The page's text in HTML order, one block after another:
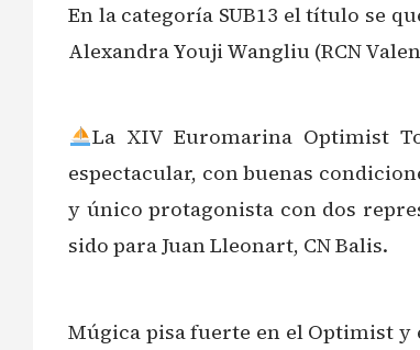
En la categoría SUB13 el título se
Alexandra Youji Wangliu (RCN
La XIV Euromarina Optimist
espectacular, con buenas
y único protagonista con dos
sido para Juan Lleonart, CN Balis.
Múgica pisa fuerte en el Optimist